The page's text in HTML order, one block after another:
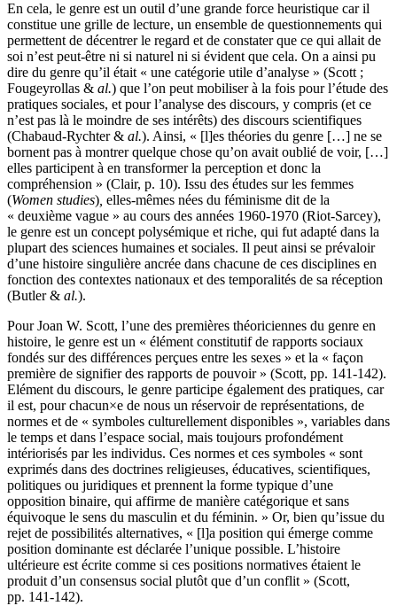
En cela, le genre est un outil d’une grande force heuristique car il
constitue une grille de lecture, un ensemble de questionnements qui
permettent de décentrer le regard et de constater que ce qui allait de
soi n’est peut-être ni si naturel ni si évident que cela. On a ainsi pu
dire du genre qu’il était « une catégorie utile d’analyse » (Scott ;
Fougeyrollas & al.) que l’on peut mobiliser à la fois pour l’étude des
pratiques sociales, et pour l’analyse des discours, y compris (et ce
n’est pas là le moindre de ses intérêts) des discours scientifiques
(Chabaud-Rychter & al.). Ainsi, « [l]es théories du genre […] ne se
bornent pas à montrer quelque chose qu’on avait oublié de voir, […]
elles participent à en transformer la perception et donc la
compréhension » (Clair, p. 10). Issu des études sur les femmes
(Women studies) elles-mêmes nées du féminisme dit de la
« deuxième vague » au cours des années 1960-1970 (Riot-Sarcey),
le genre est un concept polysémique et riche, qui fut adapté dans la
plupart des sciences humaines et sociales. Il peut ainsi se prévaloir
d’une histoire singulière ancrée dans chacune de ces disciplines en
fonction des contextes nationaux et des temporalités de sa réception
(Butler & al.).
Pour Joan W. Scott, l’une des premières théoriciennes du genre en
histoire, le genre est un « élément constitutif de rapports sociaux
fondés sur des différences perçues entre les sexes » et la « façon
première de signifier des rapports de pouvoir » (Scott, pp. 141-142).
Elément du discours, le genre participe également des pratiques, car
il est, pour chacun×e de nous un réservoir de représentations, de
normes et de « symboles culturellement disponibles », variables dans
le temps et dans l’espace social, mais toujours profondément
intériorisés par les individus. Ces normes et ces symboles « sont
exprimés dans des doctrines religieuses, éducatives, scientifiques,
politiques ou juridiques et prennent la forme typique d’une
opposition binaire, qui affirme de manière catégorique et sans
équivoque le sens du masculin et du féminin. » Or, bien qu’issue du
rejet de possibilités alternatives, « [l]a position qui émerge comme
position dominante est déclarée l’unique possible. L’histoire
ultérieure est écrite comme si ces positions normatives étaient le
produit d’un consensus social plutôt que d’un conflit » (Scott,
pp. 141-142).